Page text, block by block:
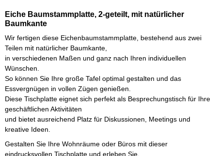
Eiche Baumstammplatte, 2-geteilt, mit natürlicher
Baumkante
Wir fertigen diese Eichenbaumstammplatte, bestehend aus zwei
Teilen mit natürlicher Baumkante,
in verschiedenen Maßen und ganz nach Ihren individuellen
Wünschen.
So können Sie Ihre große Tafel optimal gestalten und das
Essvergnügen in vollen Zügen genießen.
Diese Tischplatte eignet sich perfekt als Besprechungstisch für Ihre
geschäftlichen Aktivitäten
und bietet ausreichend Platz für Diskussionen, Meetings und
kreative Ideen.
Gestalten Sie Ihre Wohnräume oder Büros mit dieser
eindrucksvollen Tischplatte und erleben Sie,